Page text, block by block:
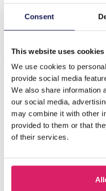
Consent
This website uses cookies
We use cookies to
provide social media
We also share information
our social media,
may combine it with other
provided to them or that
of their services.
Z-F4.5 PK1032-008
Zwart-12 stks
Anderen kochten ook